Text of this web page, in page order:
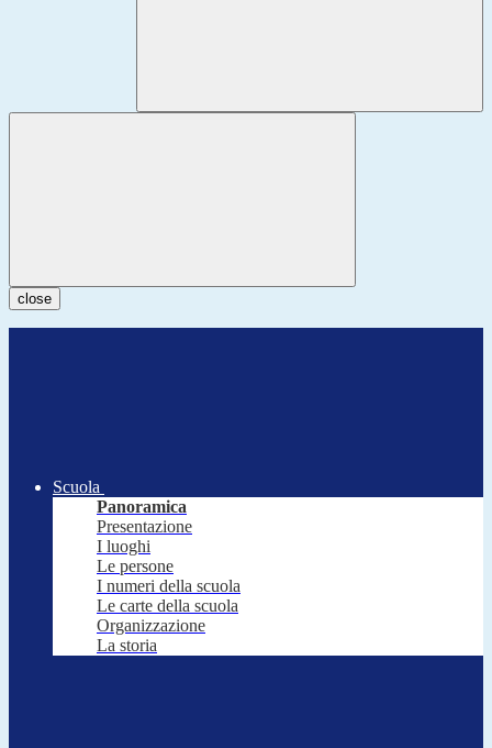
close
Scuola
Panoramica
Presentazione
I luoghi
Le persone
I numeri della scuola
Le carte della scuola
Organizzazione
La storia